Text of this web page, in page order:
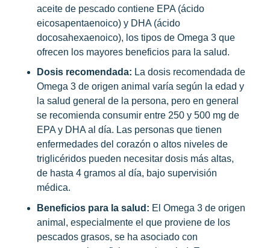
aceite de pescado contiene EPA (ácido
eicosapentaenoico) y DHA (ácido
docosahexaenoico), los tipos de Omega 3 que
ofrecen los mayores beneficios para la salud.
Dosis recomendada: La dosis recomendada de
Omega 3 de origen animal varía según la edad y
la salud general de la persona, pero en general
se recomienda consumir entre 250 y 500 mg de
EPA y DHA al día. Las personas que tienen
enfermedades del corazón o altos niveles de
triglicéridos pueden necesitar dosis más altas,
de hasta 4 gramos al día, bajo supervisión
médica.
Beneficios para la salud: El Omega 3 de origen
animal, especialmente el que proviene de los
pescados grasos, se ha asociado con